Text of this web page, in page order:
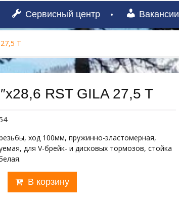
Сервисный центр Вакансии
T
RST GILA 27,5 T
ход 100мм, пружинно-эластомерная,
для V-брейк- и дисковых тормозов, стойка
В корзину